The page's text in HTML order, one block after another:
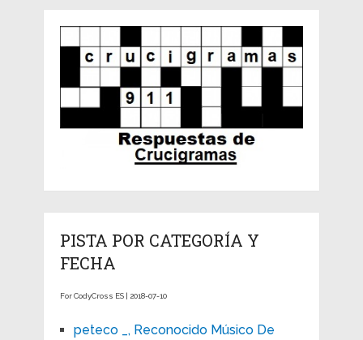
PISTA POR CATEGORÍA Y
FECHA
For CodyCross ES | 2018-07-10
peteco _, Reconocido Músico De